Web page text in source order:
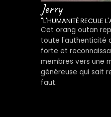
Jerry
"L'HUMANITÉ RECULE
Cet orang outan
toute l'authenticité
forte et
membres vers une
généreuse qui sait
faut.